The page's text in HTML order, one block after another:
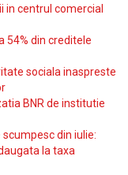
in centrul comercial
54% din creditele
sociala inaspreste
BNR de institutie
din iulie:
la taxa